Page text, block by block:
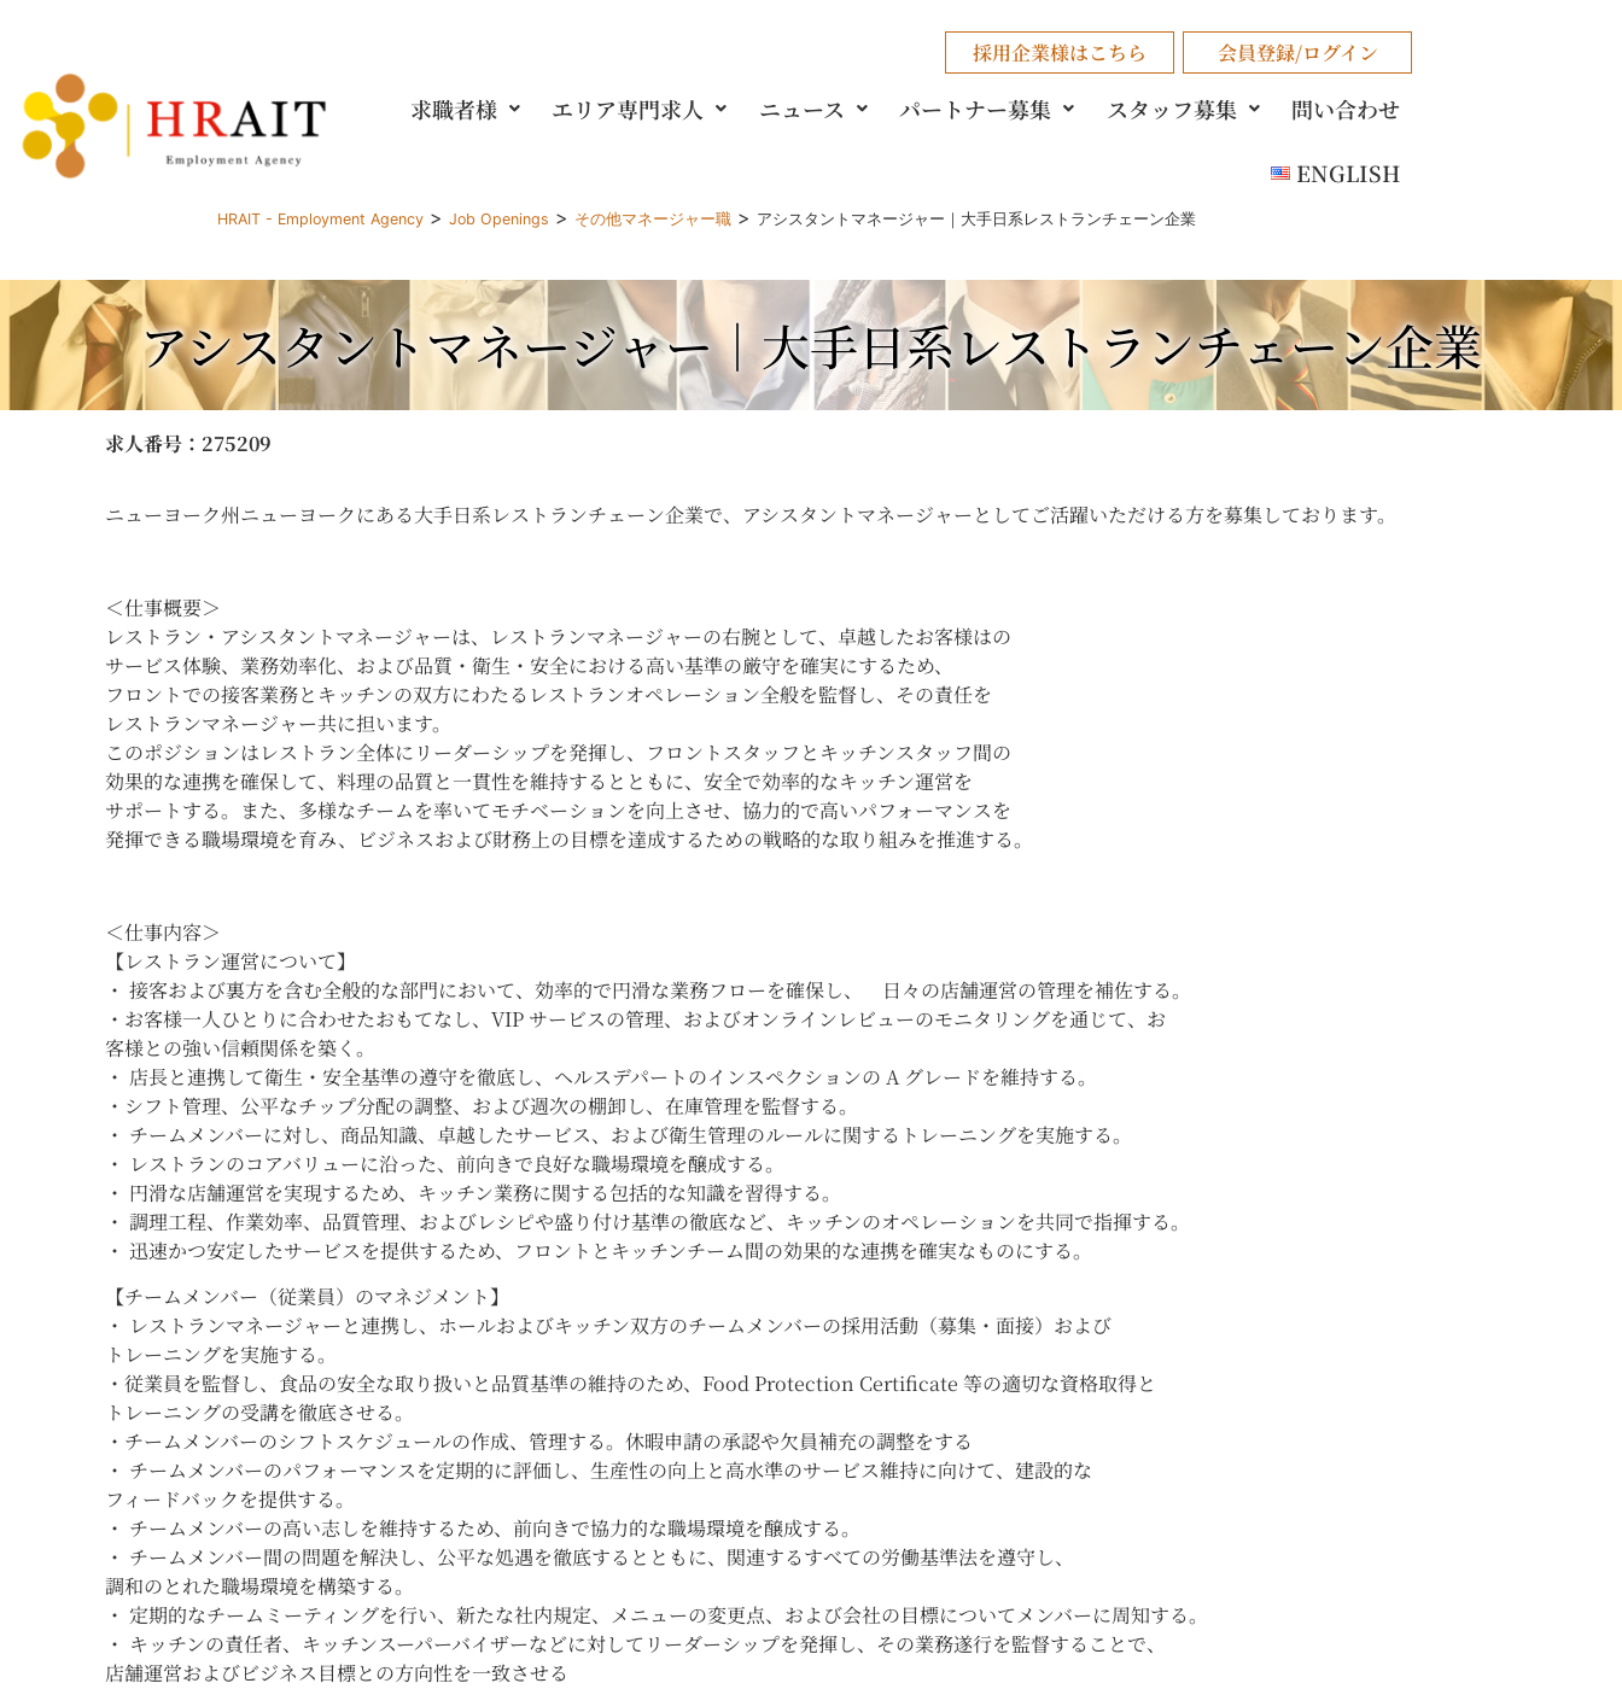
求職者様
採用企業様はこちら 会員登録/ログイン
エリア専門求人 ニュース パートナー募集 スタッフ募集 問い合わせ
ENGLISH
HRAIT - Employment Agency > Job Openings > その他マネージャー職 > アシスタントマネージャー｜大手日系レストランチェーン企業
アシスタントマネージャー｜大手日系レストランチェーン企業
求人番号 ：275209
ニューヨーク州ニューヨークにある大手日系レストランチェーン企業で、アシスタントマネージャーとしてご活躍いただける方を募集しております。
＜仕事概要＞
レストラン・アシスタントマネージャーは、レストランマネージャーの右腕として、卓越したお客様はの
サービス体験、業務効率化、および品質・衛生・安全における高い基準の厳守を確実にするため、
フロントでの接客業務とキッチンの双方にわたるレストランオペレーション全般を監督し、その責任を
レストランマネージャー共に担います。
このポジションはレストラン全体にリーダーシップを発揮し、フロントスタッフとキッチンスタッフ間の
効果的な連携を確保して、料理の品質と一貫性を維持するとともに、安全で効率的なキッチン運営を
サポートする。また、多様なチームを率いてモチベーションを向上させ、協力的で高いパフォーマンスを
発揮できる職場環境を育み、ビジネスおよび財務上の目標を達成するための戦略的な取り組みを推進する。
＜仕事内容＞
【レストラン運営について】
・ 接客および裏方を含む全般的な部門において、効率的で円滑な業務フローを確保し、 日々の店舗運営の管理を補佐する。
・お客様一人ひとりに合わせたおもてなし、VIP サービスの管理、およびオンラインレビューのモニタリングを通じて、お
客様との強い信頼関係を築く。
・ 店長と連携して衛生・安全基準の遵守を徹底し、ヘルスデパートのインスペクションの A グレードを維持する。
・シフト管理、公平なチップ分配の調整、および週次の棚卸し、在庫管理を監督する。
・ チームメンバーに対し、商品知識、卓越したサービス、および衛生管理のルールに関するトレーニングを実施する。
・ レストランのコアバリューに沿った、前向きで良好な職場環境を醸成する。
・ 円滑な店舗運営を実現するため、キッチン業務に関する包括的な知識を習得する。
・ 調理工程、作業効率、品質管理、およびレシピや盛り付け基準の徹底など、キッチンのオペレーションを共同で指揮する。
・ 迅速かつ安定したサービスを提供するため、フロントとキッチンチーム間の効果的な連携を確実なものにする。
【チームメンバー（従業員）のマネジメント】
・ レストランマネージャーと連携し、ホールおよびキッチン双方のチームメンバーの採用活動（募集・面接）および
トレーニングを実施する。
・従業員を監督し、食品の安全な取り扱いと品質基準の維持のため、Food Protection Certificate 等の適切な資格取得と
トレーニングの受講を徹底させる。
・チームメンバーのシフトスケジュールの作成、管理する。休暇申請の承認や欠員補充の調整をする
・ チームメンバーのパフォーマンスを定期的に評価し、生産性の向上と高水準のサービス維持に向けて、建設的な
フィードバックを提供する。
・ チームメンバーの高い志しを維持するため、前向きで協力的な職場環境を醸成する。
・ チームメンバー間の問題を解決し、公平な処遇を徹底するとともに、関連するすべての労働基準法を遵守し、
調和のとれた職場環境を構築する。
・ 定期的なチームミーティングを行い、新たな社内規定、メニューの変更点、および会社の目標についてメンバーに周知する。
・ キッチンの責任者、キッチンスーパーバイザーなどに対してリーダーシップを発揮し、その業務遂行を監督することで、
店舗運営およびビジネス目標との方向性を一致させる